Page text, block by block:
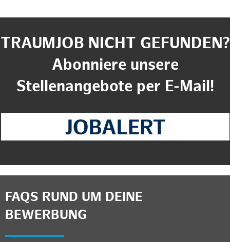
TRAUMJOB NICHT GEFUNDEN?
Abonniere unsere
Stellenangebote per E-Mail!
FAQS RUND UM DEINE
BEWERBUNG